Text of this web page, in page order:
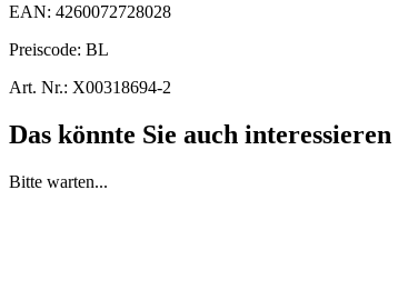
EAN: 4260072728028
Preiscode: BL
Art. Nr.: X00318694-2
Das könnte Sie auch interessieren
Bitte warten...